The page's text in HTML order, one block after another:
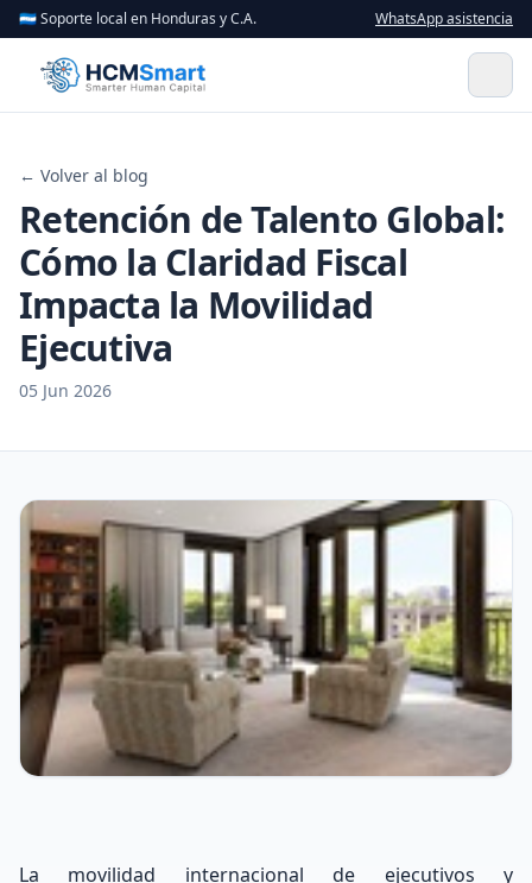
🇭🇳 Soporte local en Honduras y C.A. WhatsApp asistencia
← Volver al blog
Retención de Talento Global:
Cómo la Claridad Fiscal
Impacta la Movilidad
Ejecutiva
05 Jun 2026
La movilidad internacional de ejecutivos y